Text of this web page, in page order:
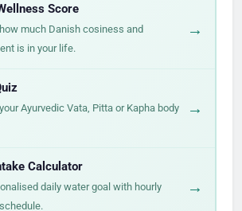
Score
much Danish cosiness and
is in your life.
→
Ayurvedic Vata, Pitta or Kapha body
→
Calculator
daily water goal with hourly
→